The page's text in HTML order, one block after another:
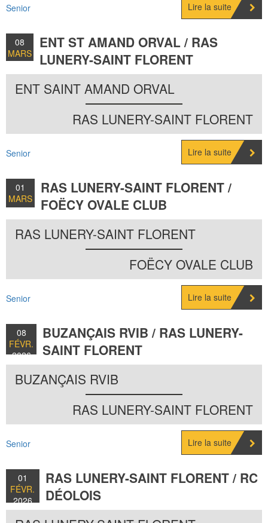
Senior Lire la suite
08
MARS
2026
ENT ST AMAND ORVAL / RAS
LUNERY-SAINT FLORENT
ENT SAINT AMAND ORVAL
RAS LUNERY-SAINT FLORENT
Senior Lire la suite
01
MARS
2026
RAS LUNERY-SAINT FLORENT /
FOËCY OVALE CLUB
RAS LUNERY-SAINT FLORENT
FOËCY OVALE CLUB
Senior Lire la suite
08
FÉVR.
2026
BUZANÇAIS RVIB / RAS LUNERY-
SAINT FLORENT
BUZANÇAIS RVIB
RAS LUNERY-SAINT FLORENT
Senior Lire la suite
01
FÉVR.
2026
RAS LUNERY-SAINT FLORENT / RC
DÉOLOIS